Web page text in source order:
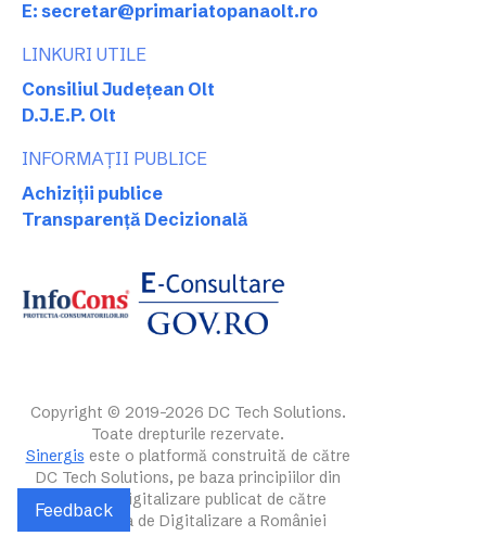
E: secretar@primariatopanaolt.ro
LINKURI UTILE
Consiliul Județean Olt
D.J.E.P. Olt
INFORMAȚII PUBLICE
Achiziții publice
Transparență Decizională
Copyright © 2019-2026 DC Tech Solutions.
Toate drepturile rezervate.
Sinergis este o platformă construită de către
DC Tech Solutions, pe baza principiilor din
ghidul de digitalizare publicat de către
Autoritatea de Digitalizare a României
Feedback